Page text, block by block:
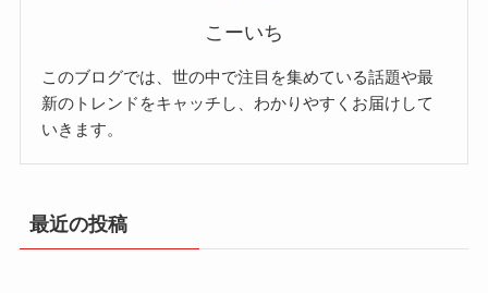
こーいち
このブログでは、世の中で注目を集めている話題や最
新のトレンドをキャッチし、わかりやすくお届けして
いきます。
最近の投稿